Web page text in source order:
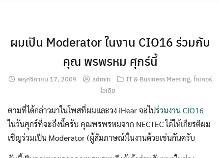
ผมเป็น Moderator ในงาน CIO16 ร่วมกับ
คุณ พรพรหม ศุกร์นี้
พฤศจิกายน 17, 2009 admin IT & Business Meeting, ไทเกอร์
ไอเดีย
ตามที่ได้กล่าวมาในโพสที่ผมและวง iHear จะไปร่วมงาน CIO16
ในวันศุกร์ที่จะถึงนี้ครับ คุณพรพรหมจาก NECTEC ได้ให้เกียรติผม
เชิญร่วมเป็น Moderator (ผู้สัมภาษณ์)ในงานด้วยเช่นกันครับ